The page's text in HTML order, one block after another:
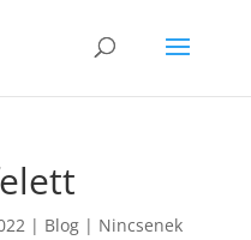
| Blog| Nincsenek